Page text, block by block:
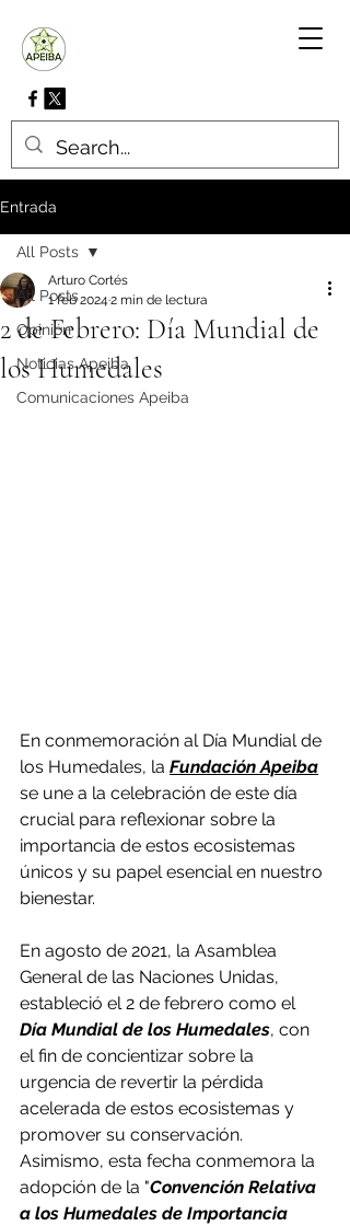
Entrada
All Posts
Opinión
Noticias Apeiba
Comunicaciones Apeiba
All Posts
2 de Febrero: Día Mundial de
los Humedales
Arturo Cortés
1 feb 2024 2 min de lectura
En conmemoración al Día Mundial de
los Humedales, la Fundación Apeiba
se une a la celebración de este día
crucial para reflexionar sobre la
importancia de estos ecosistemas
únicos y su papel esencial en nuestro
bienestar.
En agosto de 2021, la Asamblea
General de las Naciones Unidas,
estableció el 2 de febrero como el
Día Mundial de los Humedales, con
el fin de concientizar sobre la
urgencia de revertir la pérdida
acelerada de estos ecosistemas y
promover su conservación.
Asimismo, esta fecha conmemora la
adopción de la "Convención Relativa
a los Humedales de Importancia